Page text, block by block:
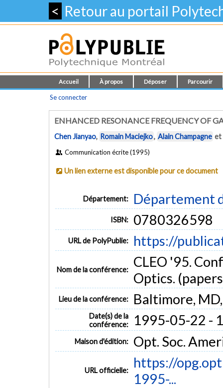
< Retour au portail
Accueil À propos Déposer Parcourir
Se connecter
ENHANCED RESONANCE FREQUENCY OF
Chen Jianyao, Romain Maciejko, Alain Champagne et
Communication écrite (1995)
Un lien externe est disponible pour ce document
Département: Département
ISBN: 0780326598
URL de PolyPublie: https://
Nom de la conférence:
CLEO '95.
Optics.
Lieu de la conférence: Baltimore,
Date(s) de la
conférence:
1995-05-22 -
Maison d'édition: Opt. Soc.
URL officielle:
https://
1995-...